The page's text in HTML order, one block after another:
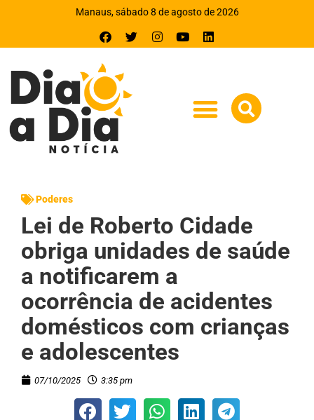
Manaus, sábado 8 de agosto de 2026
Poderes
Lei de Roberto Cidade
obriga unidades de saúde
a notificarem a
ocorrência de acidentes
domésticos com crianças
e adolescentes
07/10/2025 3:35 pm